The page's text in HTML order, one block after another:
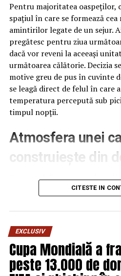
Pentru majoritatea oaspeților,
spațiul în care se formează
amintirilor legate de un sejur.
pregătesc pentru ziua
dacă vor reveni la aceeași
următoarea călătorie. Decizia
motive greu de pus în cuvinte
se leagă direct de felul în care
temperatura percepută sub
timpul nopții.
Atmosfera unei
construiește din
Contactul direct cu
senzații fizice pe care le are un
pe drum, seara târziu. Textura
oferite democheta hotel
care este percepută o cameră,
mobilierului rămâne identic
același lanț hotelier
CITESTE IN
EXCLUSIV
Cupa Mondială a
peste 13.000 de